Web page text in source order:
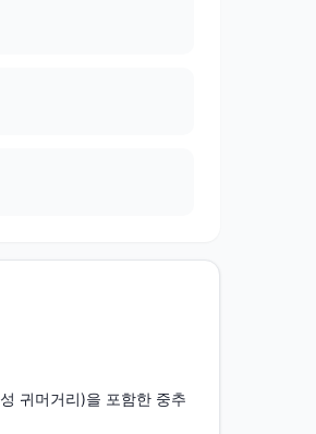
귀머거리)을 포함한 중추